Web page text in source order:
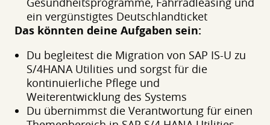
ein vergünstigtes Deutschlandticket
Das könnten deine Aufgaben sein:
Du begleitest die Migration von SAP IS-U zu
S/4HANA Utilities und sorgst für die
kontinuierliche Pflege und
Weiterentwicklung des Systems
Du übernimmst die Verantwortung für einen